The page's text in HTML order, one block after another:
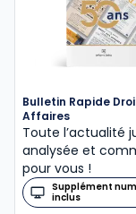
Bulletin Rapide
Affaires
Toute l’actualité
analysée et
pour vous !
Supplément
inclus